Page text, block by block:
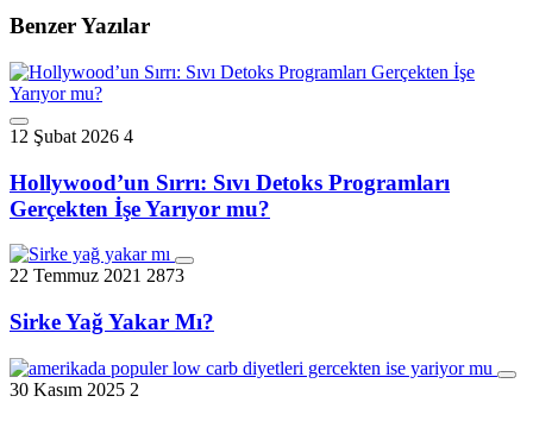
Benzer Yazılar
12 Şubat 2026 4
Hollywood’un Sırrı: Sıvı Detoks Programları
Gerçekten İşe Yarıyor mu?
22 Temmuz 2021 2873
Sirke Yağ Yakar Mı?
30 Kasım 2025 2